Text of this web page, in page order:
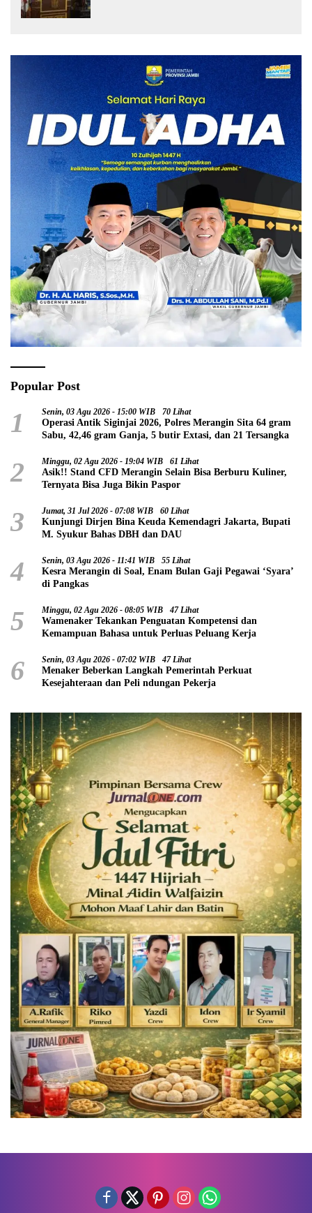
Popular Post
1 Senin, 03 Agu 2026 - 15:00 WIB 70 Lihat
Operasi Antik Siginjai 2026, Polres Merangin Sita 64 gram
Sabu, 42,46 gram Ganja, 5 butir Extasi, dan 21 Tersangka
2 Minggu, 02 Agu 2026 - 19:04 WIB 61 Lihat
Asik!! Stand CFD Merangin Selain Bisa Berburu Kuliner,
Ternyata Bisa Juga Bikin Paspor
3 Jumat, 31 Jul 2026 - 07:08 WIB 60 Lihat
Kunjungi Dirjen Bina Keuda Kemendagri Jakarta, Bupati
M. Syukur Bahas DBH dan DAU
4 Senin, 03 Agu 2026 - 11:41 WIB 55 Lihat
Kesra Merangin di Soal, Enam Bulan Gaji Pegawai ‘Syara’
di Pangkas
5 Minggu, 02 Agu 2026 - 08:05 WIB 47 Lihat
Wamenaker Tekankan Penguatan Kompetensi dan
Kemampuan Bahasa untuk Perluas Peluang Kerja
6 Senin, 03 Agu 2026 - 07:02 WIB 47 Lihat
Menaker Beberkan Langkah Pemerintah Perkuat
Kesejahteraan dan Peli ndungan Pekerja